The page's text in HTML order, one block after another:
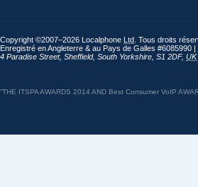
Copyright ©2007–2026 Localphone Ltd . Tous droits
Enregistré en Angleterre & au Pays de Galles #6085990 |
4 Paradise Street, Sheffield, South Yorkshire S1 2DF, UK
“THE ITSPA AWARDS 2014 AND Best Consumer VoIP